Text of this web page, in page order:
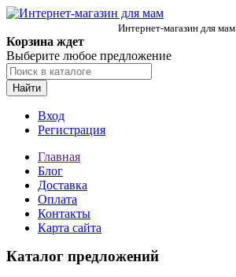
Интернет-магазин для мам
Корзина ждет
Выберите любое предложение
Найти
Вход
Регистрация
Главная
Блог
Доставка
Оплата
Контакты
Карта сайта
Каталог предложений